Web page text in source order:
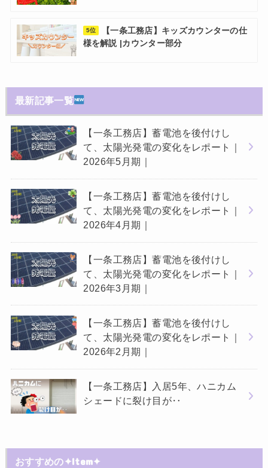
5位
【一条工務店】キッズカウンターの仕
様を解説 |カウンター部分
最新記事一覧
【一条工務店】蓄電池を後付けし
て、太陽光発電の変化をレポート｜
2026年5月期｜
【一条工務店】蓄電池を後付けし
て、太陽光発電の変化をレポート｜
2026年4月期｜
【一条工務店】蓄電池を後付けし
て、太陽光発電の変化をレポート｜
2026年3月期｜
【一条工務店】蓄電池を後付けし
て、太陽光発電の変化をレポート｜
2026年2月期｜
【一条工務店】入居5年、ハニカム
シェードに裂け目が‥
おすすめの✦Item✦